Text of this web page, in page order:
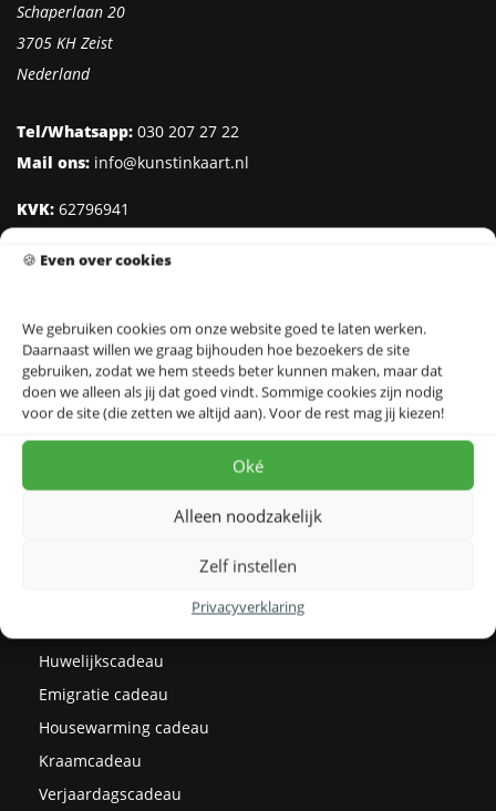
🍪 Even over cookies
We gebruiken cookies om onze website goed te laten werken.
Daarnaast willen we graag bijhouden hoe bezoekers de site
gebruiken, zodat we hem steeds beter kunnen maken, maar dat
doen we alleen als jij dat goed vindt. Sommige cookies zijn nodig
voor de site (die zetten we altijd aan). Voor de rest mag jij kiezen!
Oké
Alleen noodzakelijk
Zelf instellen
Privacyverklaring
Schaperlaan 20
3705 KH Zeist
Nederland
Tel/Whatsapp: 030 207 27 22
Mail ons: info@kunstinkaart.nl
KVK: 62796941
IBAN:NL95 INGB 0006 8527 18
Klantenservice
Over Kunst in Kaart
Prijzen
Huwelijkscadeau
Emigratie cadeau
Housewarming cadeau
Kraamcadeau
Verjaardagscadeau